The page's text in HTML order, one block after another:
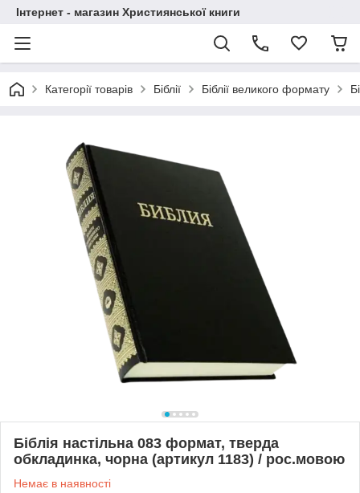
Інтернет - магазин Християнської книги
Категорії товарів Біблії Біблії великого формату
Біблія настільна 083 формат, тверда
обкладинка, чорна (артикул 1183) / рос.мовою
Немає в наявності